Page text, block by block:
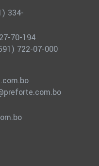
334-
70-194
722-07-000